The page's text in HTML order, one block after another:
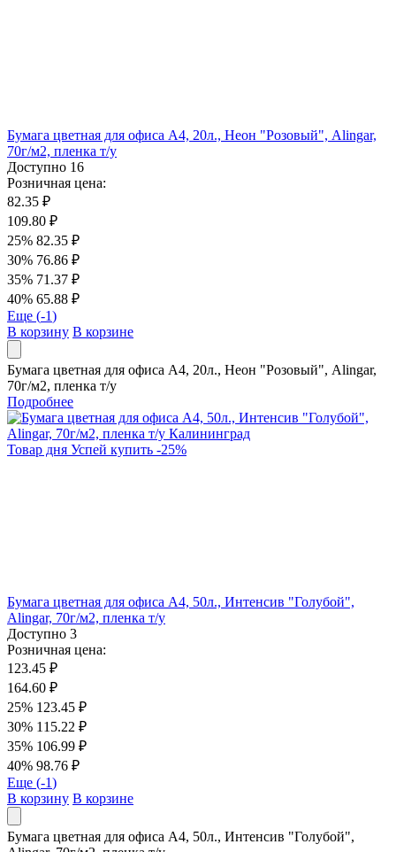
Бумага цветная для офиса А4, 20л., Неон "Розовый", Alingar,
70г/м2, пленка т/у
Доступно 16
Розничная цена:
82.35 ₽
109.80 ₽
25% 82.35 ₽
30% 76.86 ₽
35% 71.37 ₽
40% 65.88 ₽
Еще (-1)
В корзину В корзине
Бумага цветная для офиса А4, 20л., Неон "Розовый", Alingar,
70г/м2, пленка т/у
Подробнее
Товар дня Успей купить -25%
Бумага цветная для офиса А4, 50л., Интенсив "Голубой",
Alingar, 70г/м2, пленка т/у
Доступно 3
Розничная цена:
123.45 ₽
164.60 ₽
25% 123.45 ₽
30% 115.22 ₽
35% 106.99 ₽
40% 98.76 ₽
Еще (-1)
В корзину В корзине
Бумага цветная для офиса А4, 50л., Интенсив "Голубой",